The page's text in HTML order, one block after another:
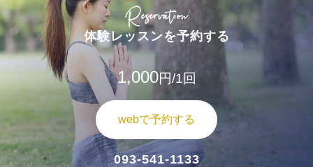
Reservation
体験レッスンを予約する
1,000円/1回
webで予約する
093-541-1133